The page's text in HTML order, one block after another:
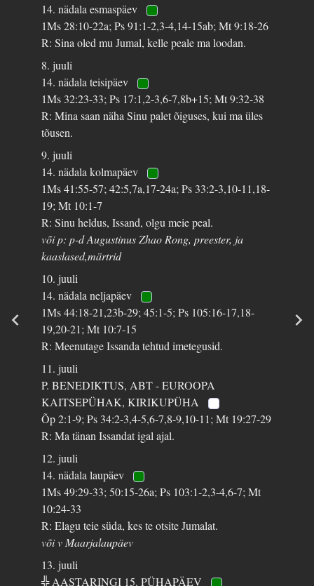
14. nädala esmaspäev
1Ms 28:10-22a; Ps 91:1-2,3-4,14-15ab; Mt 9:18-26
R: Sina oled mu Jumal, kelle peale ma loodan.
8. juuli
14. nädala teisipäev
1Ms 32:23-33; Ps 17:1,2-3,6-7,8b+15; Mt 9:32-38
R: Mina saan näha Sinu palet õiguses, kui ma üles
tõusen.
9. juuli
14. nädala kolmapäev
1Ms 41:55-57; 42:5,7a,17-24a; Ps 33:2-3,10-11,18-
19; Mt 10:1-7
R: Sinu heldus, Issand, olgu meie peal.
või p: p-d Augustinus Zhao Rong, preester, ja
kaaslased,märtrid
10. juuli
14. nädala neljapäev
1Ms 44:18-21,23b-29; 45:1-5; Ps 105:16-17,18-
19,20-21; Mt 10:7-15
R: Meenutage Issanda tehtud imetegusid.
11. juuli
P. BENEDIKTUS, ABT - EUROOPA
KAITSEPÜHAK, KIRIKUPÜHA
Õp 2:1-9; Ps 34:2-3,4-5,6-7,8-9,10-11; Mt 19:27-29
R: Ma tänan Issandat igal ajal.
12. juuli
14. nädala laupäev
1Ms 49:29-33; 50:15-26a; Ps 103:1-2,3-4,6-7; Mt
10:24-33
R: Elagu teie süda, kes te otsite Jumalat.
või v Maarjalaupäev
13. juuli
╬ AASTARINGI 15. PÜHAPÄEV